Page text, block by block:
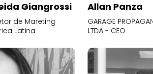
Giangrossi
de Mareting
Latina
Allan Panza
GARAGE
LTDA - CEO